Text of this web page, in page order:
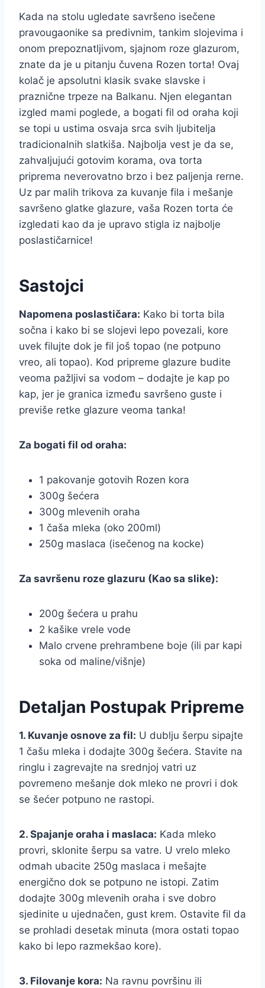
Kada na stolu ugledate savršeno isečene
pravougaonike sa predivnim, tankim slojevima i
onom prepoznatljivom, sjajnom roze glazurom,
znate da je u pitanju čuvena Rozen torta! Ovaj
kolač je apsolutni klasik svake slavske i
praznične trpeze na Balkanu. Njen elegantan
izgled mami poglede, a bogati fil od oraha koji
se topi u ustima osvaja srca svih ljubitelja
tradicionalnih slatkiša. Najbolja vest je da se,
zahvaljujući gotovim korama, ova torta
priprema neverovatno brzo i bez paljenja rerne.
Uz par malih trikova za kuvanje fila i mešanje
savršeno glatke glazure, vaša Rozen torta će
izgledati kao da je upravo stigla iz najbolje
poslastičarnice!
Sastojci
Napomena poslastičara: Kako bi torta bila
sočna i kako bi se slojevi lepo povezali, kore
uvek filujte dok je fil još topao (ne potpuno
vreo, ali topao). Kod pripreme glazure budite
veoma pažljivi sa vodom – dodajte je kap po
kap, jer je granica između savršeno guste i
previše retke glazure veoma tanka!
Za bogati fil od oraha:
1 pakovanje gotovih Rozen kora
300g šećera
300g mlevenih oraha
1 čaša mleka (oko 200ml)
250g maslaca (isečenog na kocke)
Za savršenu roze glazuru (Kao sa slike):
200g šećera u prahu
2 kašike vrele vode
Malo crvene prehrambene boje (ili par kapi
soka od maline/višnje)
Detaljan Postupak Pripreme
1. Kuvanje osnove za fil: U dublju šerpu sipajte
1 čašu mleka i dodajte 300g šećera. Stavite na
ringlu i zagrevajte na srednjoj vatri uz
povremeno mešanje dok mleko ne provri i dok
se šećer potpuno ne rastopi.
2. Spajanje oraha i maslaca: Kada mleko
provri, sklonite šerpu sa vatre. U vrelo mleko
odmah ubacite 250g maslaca i mešajte
energično dok se potpuno ne istopi. Zatim
dodajte 300g mlevenih oraha i sve dobro
sjedinite u ujednačen, gust krem. Ostavite fil da
se prohladi desetak minuta (mora ostati topao
kako bi lepo razmekšao kore).
3. Filovanje kora: Na ravnu površinu ili